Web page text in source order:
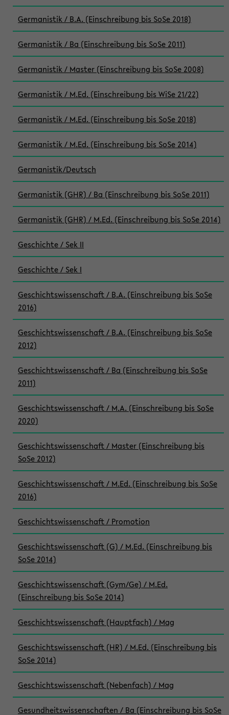
Germanistik / B.A. (Einschreibung bis SoSe 2018)
Germanistik / Ba (Einschreibung bis SoSe 2011)
Germanistik / Master (Einschreibung bis SoSe 2008)
Germanistik / M.Ed. (Einschreibung bis WiSe 21/22)
Germanistik / M.Ed. (Einschreibung bis SoSe 2018)
Germanistik / M.Ed. (Einschreibung bis SoSe 2014)
Germanistik/Deutsch
Germanistik (GHR) / Ba (Einschreibung bis SoSe 2011)
Germanistik (GHR) / M.Ed. (Einschreibung bis SoSe 2014)
Geschichte / Sek II
Geschichte / Sek I
Geschichtswissenschaft / B.A. (Einschreibung bis SoSe
2016)
Geschichtswissenschaft / B.A. (Einschreibung bis SoSe
2012)
Geschichtswissenschaft / Ba (Einschreibung bis SoSe
2011)
Geschichtswissenschaft / M.A. (Einschreibung bis SoSe
2020)
Geschichtswissenschaft / Master (Einschreibung bis
SoSe 2012)
Geschichtswissenschaft / M.Ed. (Einschreibung bis SoSe
2016)
Geschichtswissenschaft / Promotion
Geschichtswissenschaft (G) / M.Ed. (Einschreibung bis
SoSe 2014)
Geschichtswissenschaft (Gym/Ge) / M.Ed.
(Einschreibung bis SoSe 2014)
Geschichtswissenschaft (Hauptfach) / Mag
Geschichtswissenschaft (HR) / M.Ed. (Einschreibung bis
SoSe 2014)
Geschichtswissenschaft (Nebenfach) / Mag
Gesundheitswissenschaften / Ba (Einschreibung bis SoSe